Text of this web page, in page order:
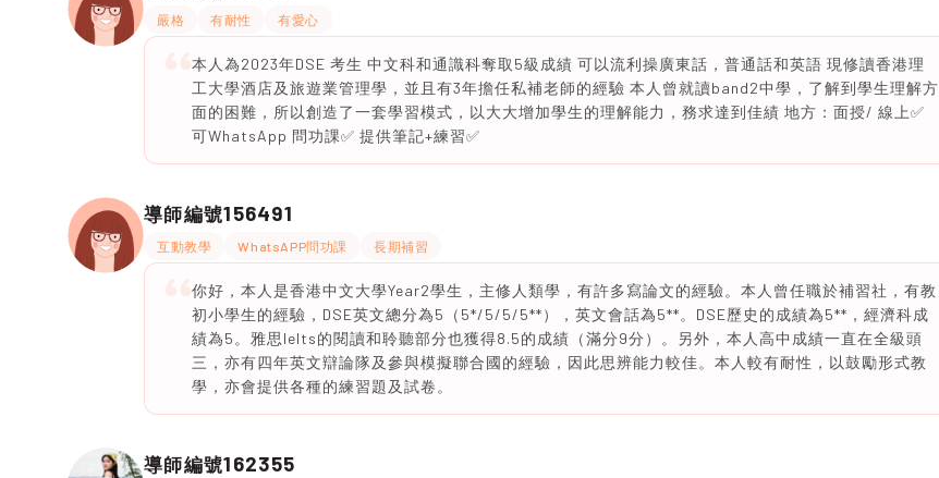
嚴格 有耐性 有愛心
本人為2023年DSE 考生 中文科和通識科奪取5級成績 可以流利操廣東話，普通話和英語 現修讀香港理
工大學酒店及旅遊業管理學，並且有3年擔任私補老師的經驗 本人曾就讀band2中學，了解到學生理解方
面的困難，所以創造了一套學習模式，以大大增加學生的理解能力，務求達到佳績 地方：面授/ 線上✅
可WhatsApp 問功課✅ 提供筆記+練習✅
導師編號156491
互動教學 WhatsAPP問功課 長期補習
你好，本人是香港中文大學Year2學生，主修人類學，有許多寫論文的經驗。本人曾任職於補習社，有教
初小學生的經驗，DSE英文總分為5（5*/5/5/5**），英文會話為5**。DSE歷史的成績為5**，經濟科成
績為5。雅思Ielts的閱讀和聆聽部分也獲得8.5的成績（滿分9分）。另外，本人高中成績一直在全級頭
三，亦有四年英文辯論隊及參與模擬聯合國的經驗，因此思辨能力較佳。本人較有耐性，以鼓勵形式教
學，亦會提供各種的練習題及試卷。
導師編號162355